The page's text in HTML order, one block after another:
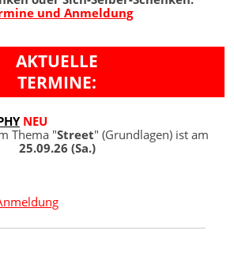
und Anmeldung
AKTUELLE
TERMINE:
NEU
Thema "Street" (Grundlagen) ist am
25.09.26 (Sa.)